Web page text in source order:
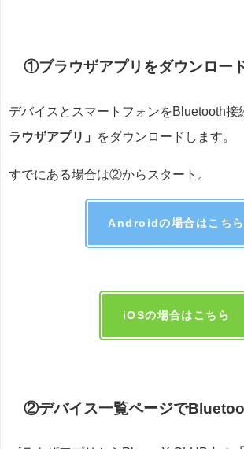
①ブラウザアプリをダウンロー
デバイスとスマートフォンをBluetooth接
ラウザアプリ」
をダウンロードします。
すでにある場合は②からスタート。
Androidの場合はこちら
iOSの場合はこちら
②デバイス一覧ページで